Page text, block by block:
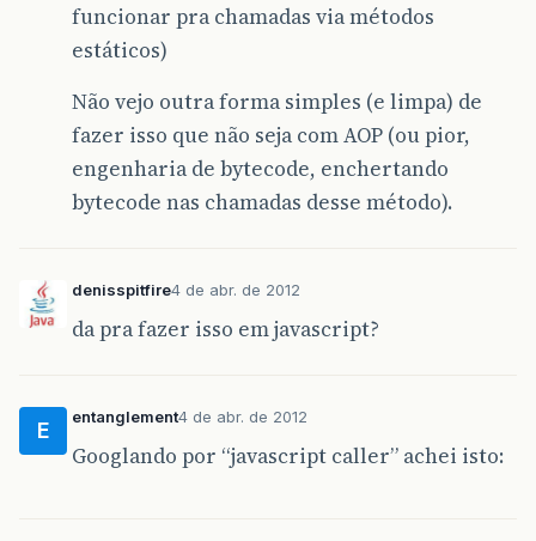
funcionar pra chamadas via métodos
estáticos)
Não vejo outra forma simples (e limpa) de
fazer isso que não seja com AOP (ou pior,
engenharia de bytecode, enchertando
bytecode nas chamadas desse método).
denisspitfire4 de abr. de 2012
da pra fazer isso em javascript?
E
entanglement4 de abr. de 2012
Googlando por “javascript caller” achei isto: